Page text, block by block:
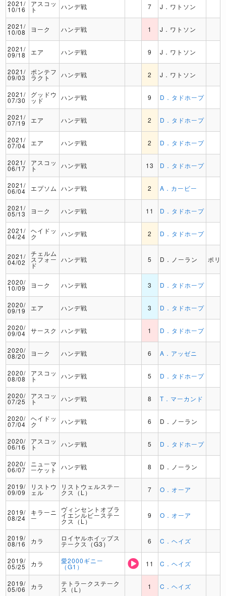
2021/
10/16
アスコッ
ト ハンデ戦 7 J．ワトソン
2021/
10/08 ヨーク ハンデ戦 1 J．ワトソン
2021/
09/18 エア ハンデ戦 9 J．ワトソン
2021/
09/03
ポンテフ
ラクト ハンデ戦 2 J．ワトソン
2021/
07/30
グッドウ
ッド ハンデ戦 9 D．タドホープ
2021/
07/19 エア ハンデ戦 2 D．タドホープ
2021/
07/04 エア ハンデ戦 2 D．タドホープ
2021/
06/17
アスコッ
ト ハンデ戦 13 D．タドホープ
2021/
06/04 エプソム ハンデ戦 2 A．カービー
2021/
05/13 ヨーク ハンデ戦 11 D．タドホープ
2021/
04/24
ヘイドッ
ク ハンデ戦 2 D．タドホープ
2021/
04/02
チェルム
スフォー
ド
ハンデ戦 5 D．ノーラン ポリ
2020/
10/09 ヨーク ハンデ戦 3 D．タドホープ
2020/
09/19 エア ハンデ戦 3 D．タドホープ
2020/
09/04 サースク ハンデ戦 1 D．タドホープ
2020/
08/20 ヨーク ハンデ戦 6 A．アッゼニ
2020/
08/08
アスコッ
ト ハンデ戦 5 D．タドホープ
2020/
07/25
アスコッ
ト ハンデ戦 8 T．マーカンド
2020/
07/04
ヘイドッ
ク ハンデ戦 6 D．ノーラン
2020/
06/16
アスコッ
ト ハンデ戦 5 D．タドホープ
2020/
06/07
ニューマ
ーケット ハンデ戦 8 D．ノーラン
2019/
09/09
リストウ
ェル
リストウェルステー
クス（L） 7 O．オーア
2019/
08/24
キラーニ
ー
ヴィンセントオブラ
イエンルビーステー
クス（L）
9 O．オーア
2019/
08/16 カラ ロイヤルホイップス
テークス（G3） 6 C．ヘイズ
2019/
05/25 カラ 愛2000ギニー
（G1） 11 C．ヘイズ
2019/
05/06 カラ テトラークステーク
ス（L） 1 C．ヘイズ